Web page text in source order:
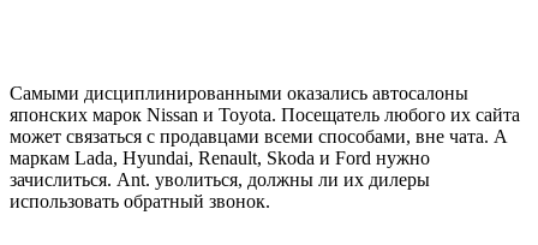
Самыми дисциплинированными оказались автосалоны
японских марок Nissan и Toyota. Посещатель любого их сайта
может связаться с продавцами всеми способами, вне чата. А
маркам Lada, Hyundai, Renault, Skoda и Ford нужно
зачислиться. Ant. уволиться, должны ли их дилеры
использовать обратный звонок.